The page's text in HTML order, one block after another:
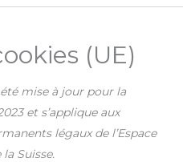
(UE)
mise à jour pour la
et s’applique aux
légaux de l’Espace
Suisse.